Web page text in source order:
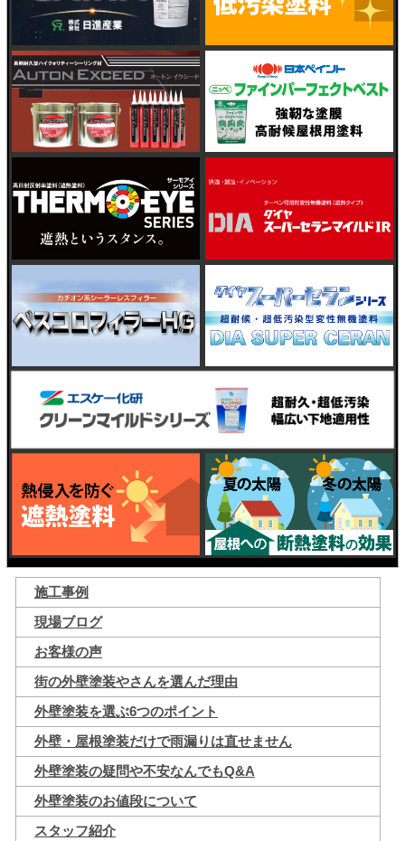
施工事例
現場ブログ
お客様の声
街の外壁塗装やさんを選んだ理由
外壁塗装を選ぶ6つのポイント
外壁・屋根塗装だけで雨漏りは直せません
外壁塗装の疑問や不安なんでもQ&A
外壁塗装のお値段について
スタッフ紹介